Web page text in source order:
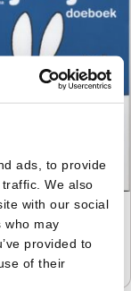
ads, to provide
We also
with our social
who may
provided to
of their
Doeboek 4 -
knutselen